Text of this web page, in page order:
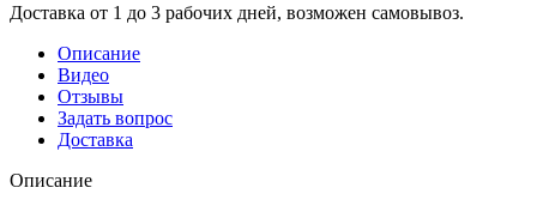
Доставка от 1 до 3 рабочих дней, возможен самовывоз.
Описание
Видео
Отзывы
Задать вопрос
Доставка
Описание